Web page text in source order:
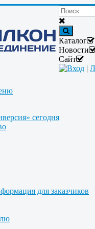
Каталог
Новости
Сайт
Вход |
сегодня
для заказчиков